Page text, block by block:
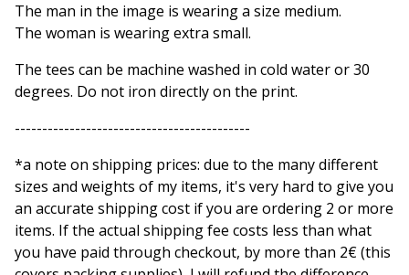
The man in the image is wearing a size medium.
The woman is wearing extra small.
The tees can be machine washed in cold water or 30
degrees. Do not iron directly on the print.
-------------------------------------------
*a note on shipping prices: due to the many different
sizes and weights of my items, it's very hard to give you
an accurate shipping cost if you are ordering 2 or more
items. If the actual shipping fee costs less than what
you have paid through checkout, by more than 2€ (this